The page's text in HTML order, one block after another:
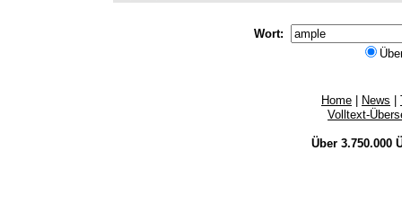
Wort:
Home News
Volltext-
Über 3.750.000